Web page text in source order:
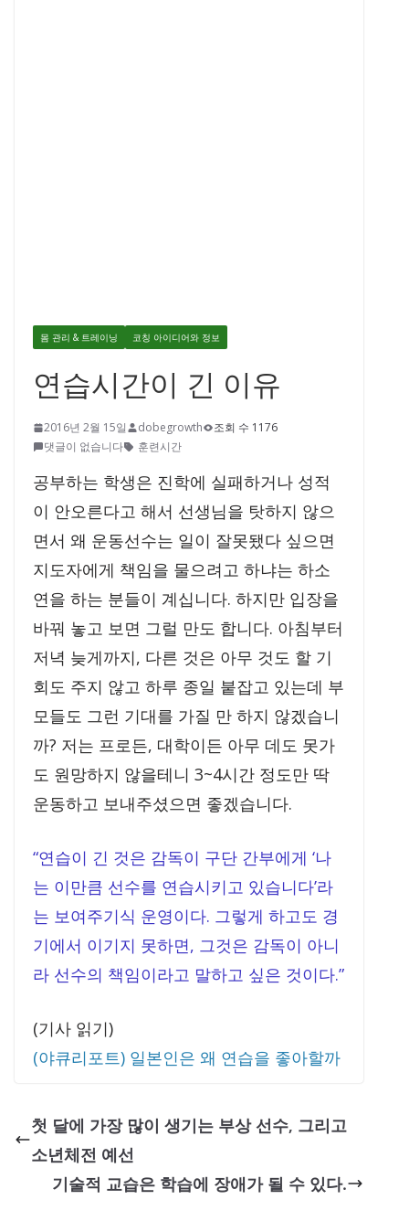
몸 관리 & 트레이닝 코칭 아이디어와 정보
연습시간이 긴 이유
2016년 2월 15일 dobegrowth
조회 수 1176
댓글이 없습니다
훈련시간
공부하는 학생은 진학에 실패하거나 성적
이 안오른다고 해서 선생님을 탓하지 않으
면서 왜 운동선수는 일이 잘못됐다 싶으면
지도자에게 책임을 물으려고 하냐는 하소
연을 하는 분들이 계십니다. 하지만 입장을
바꿔 놓고 보면 그럴 만도 합니다. 아침부터
저녁 늦게까지, 다른 것은 아무 것도 할 기
회도 주지 않고 하루 종일 붙잡고 있는데 부
모들도 그런 기대를 가질 만 하지 않겠습니
까? 저는 프로든, 대학이든 아무 데도 못가
도 원망하지 않을테니 3~4시간 정도만 딱
운동하고 보내주셨으면 좋겠습니다.
“연습이 긴 것은 감독이 구단 간부에게 ‘나
는 이만큼 선수를 연습시키고 있습니다’라
는 보여주기식 운영이다. 그렇게 하고도 경
기에서 이기지 못하면, 그것은 감독이 아니
라 선수의 책임이라고 말하고 싶은 것이다.”
(기사 읽기)
(야큐리포트) 일본인은 왜 연습을 좋아할까
첫 달에 가장 많이 생기는 부상 선수, 그리고
소년체전 예선
기술적 교습은 학습에 장애가 될 수 있다.